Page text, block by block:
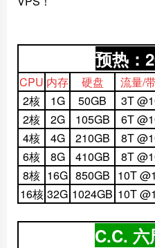
预热：
CPU 内存 硬盘 流量/
2核
1G 50GB 3T
2核
2G 105GB 6T
4核
4G 210GB 8T
6核
8G 410GB 8T
8核 16G 850GB 10T
16核 32G 1024GB 10T
C.C. 六